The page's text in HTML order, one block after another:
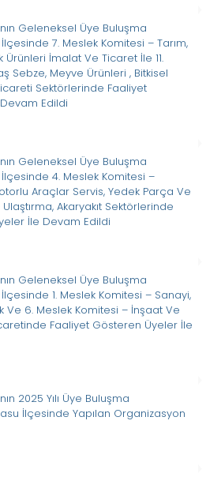
Geleneksel Üye Buluşma
7. Meslek Komitesi – Tarım,
Ürünleri İmalat Ve Ticaret İle 11.
Sebze, Meyve Ürünleri , Bitkisel
Sektörlerinde Faaliyet
Edildi
Geleneksel Üye Buluşma
İlçesinde 4. Meslek Komitesi –
Araçlar Servis, Yedek Parça Ve
Akaryakıt Sektörlerinde
İle Devam Edildi
Geleneksel Üye Buluşma
1. Meslek Komitesi – Sanayi,
Ve 6. Meslek Komitesi – İnşaat Ve
Faaliyet Gösteren Üyeler İle
2025 Yılı Üye Buluşma
İlçesinde Yapılan Organizasyon